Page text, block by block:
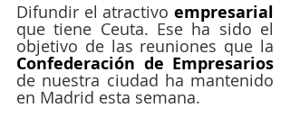
Difundir el atractivo empresarial
que tiene Ceuta. Ese ha sido el
Confederación de Empresarios
de nuestra ciudad ha mantenido
en Madrid esta semana.